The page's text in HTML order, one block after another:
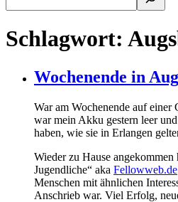
Schlagwort:
Wochenende in
War am Wochenende auf
war mein Akku gestern leer
haben, wie sie in Erlangen
Wieder zu Hause
Jugendliche“ aka Fellowweb.de
Menschen mit ähnlichen
Anschrieb war. Viel Erfolg,